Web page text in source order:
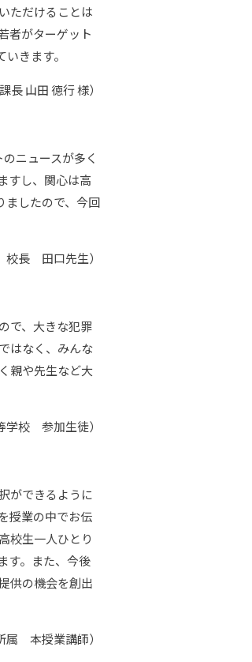
ただけることは
者がターゲット
きます。
山田 徳行 様）
ニュースが多く
すし、関心は高
ましたので、今回
校長 田口先生）
で、大きな犯罪
はなく、みんな
親や先生など大
学校 参加生徒）
ができるように
授業の中でお伝
校生一人ひとり
す。また、今後
供の機会を創出
属 本授業講師）